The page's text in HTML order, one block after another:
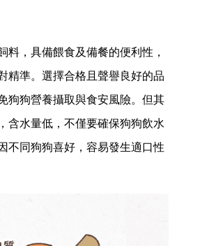
料，具備餵食及備餐的便利性，
精準。選擇合格且聲譽良好的品
狗狗營養攝取與食安風險。但其
含水量低，不僅要確保狗狗飲水
不同狗狗喜好，容易發生適口性